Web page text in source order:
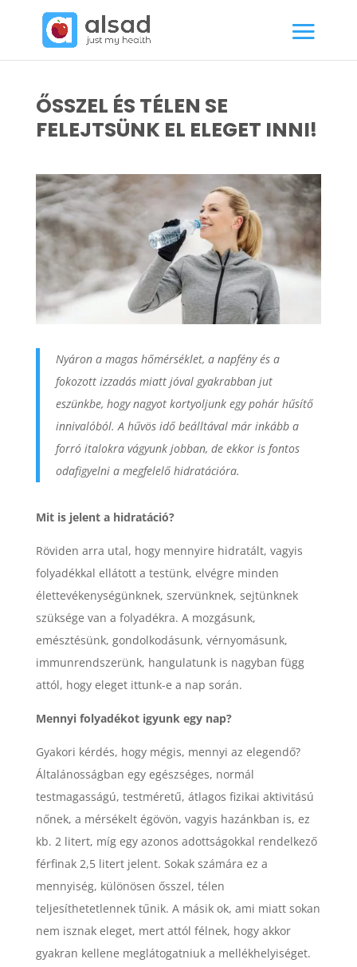
ŐSSZEL ÉS TÉLEN SE
FELEJTSÜNK EL ELEGET INNI!
Nyáron a magas hőmérséklet, a napfény és a
fokozott izzadás miatt jóval gyakrabban jut
eszünkbe, hogy nagyot kortyoljunk egy pohár hűsítő
innivalóból. A hűvös idő beálltával már inkább a
forró italokra vágyunk jobban, de ekkor is fontos
odafigyelni a megfelelő hidratációra.
Mit is jelent a hidratáció?
Röviden arra utal, hogy mennyire hidratált, vagyis
folyadékkal ellátott a testünk, elvégre minden
élettevékenységünknek, szervünknek, sejtünknek
szüksége van a folyadékra. A mozgásunk,
emésztésünk, gondolkodásunk, vérnyomásunk,
immunrendszerünk, hangulatunk is nagyban függ
attól, hogy eleget ittunk-e a nap során.
Mennyi folyadékot igyunk egy nap?
Gyakori kérdés, hogy mégis, mennyi az elegendő?
Általánosságban egy egészséges, normál
testmagasságú, testméretű, átlagos fizikai aktivitású
nőnek, a mérsékelt égövön, vagyis hazánkban is, ez
kb. 2 litert, míg egy azonos adottságokkal rendelkező
férfinak 2,5 litert jelent. Sokak számára ez a
mennyiség, különösen ősszel, télen
teljesíthetetlennek tűnik. A másik ok, ami miatt sokan
nem isznak eleget, mert attól félnek, hogy akkor
gyakran kellene meglátogatniuk a mellékhelyiséget.